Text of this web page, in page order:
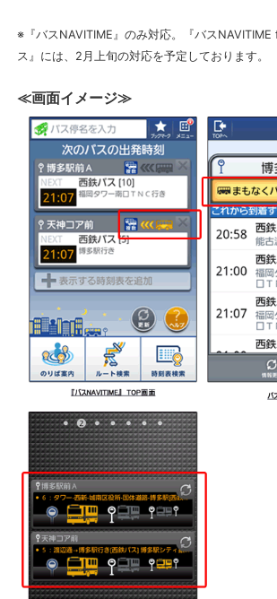
※『バスNAVITIME』のみ対応。『バス
ス』には、2月上旬の対応を予定しております。
≪画面イメージ≫